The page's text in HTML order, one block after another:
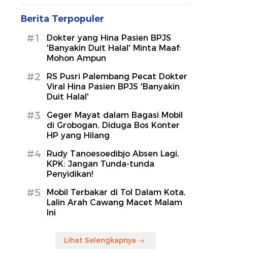
Berita Terpopuler
#1
Dokter yang Hina Pasien BPJS
'Banyakin Duit Halal' Minta Maaf:
Mohon Ampun
#2
RS Pusri Palembang Pecat Dokter
Viral Hina Pasien BPJS 'Banyakin
Duit Halal'
#3
Geger Mayat dalam Bagasi Mobil
di Grobogan, Diduga Bos Konter
HP yang Hilang
#4
Rudy Tanoesoedibjo Absen Lagi,
KPK: Jangan Tunda-tunda
Penyidikan!
#5
Mobil Terbakar di Tol Dalam Kota,
Lalin Arah Cawang Macet Malam
Ini
Lihat Selengkapnya